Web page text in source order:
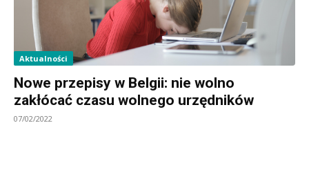
Aktualności
Nowe przepisy w Belgii: nie wolno
zakłócać czasu wolnego urzędników
07/02/2022